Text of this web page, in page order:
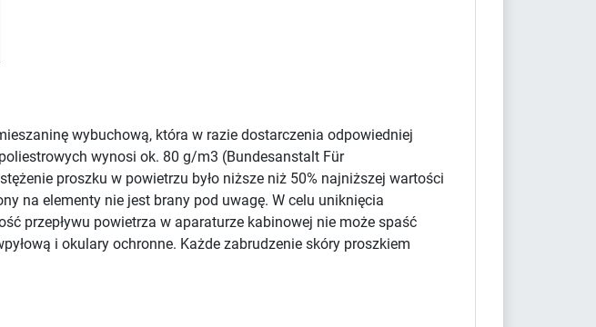
wybuchową, która w razie dostarczenia odpowiedniej
wynosi ok. 80 g/m3 (Bundesanstalt Für
proszku w powietrzu było niższe niż 50% najniższej wartości
na elementy nie jest brany pod uwagę. W celu uniknięcia
przepływu powietrza w aparaturze kabinowej nie może spaść
i okulary ochronne. Każde zabrudzenie skóry proszkiem